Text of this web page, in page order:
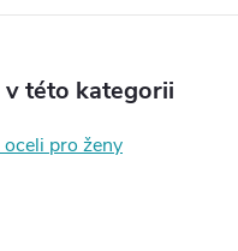
této kategorii
pro ženy